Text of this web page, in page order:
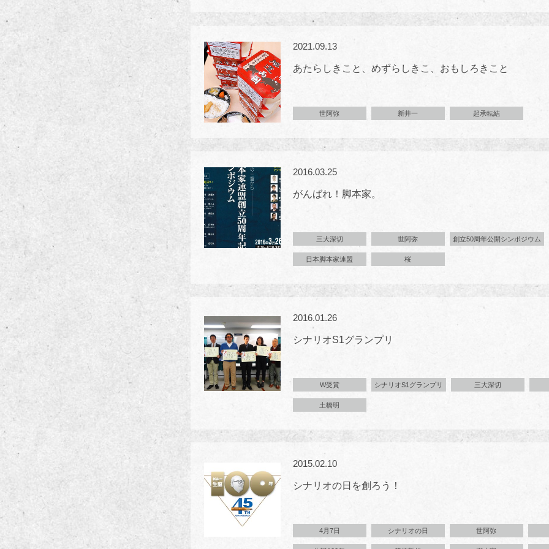
2021.09.13
あたらしきこと、めずらしきこ、おもしろきこと
世阿弥 新井一 起承転結
2016.03.25
がんばれ！脚本家。
三大深切 世阿弥 創立50周年公開シンポジウム
日本脚本家連盟 桜
2016.01.26
シナリオS1グランプリ
W受賞 シナリオS1グランプリ 三大深切
土橋明
2015.02.10
シナリオの日を創ろう！
4月7日 シナリオの日 世阿弥